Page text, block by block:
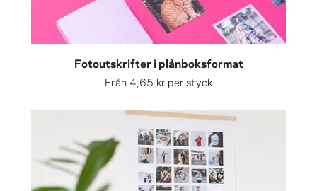
Fotoutskrifter i plånboksformat
Från 4,65 kr per styck